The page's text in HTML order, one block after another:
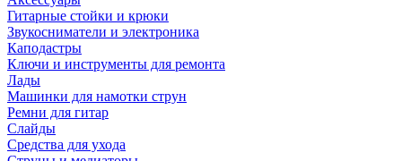
Гитарные стойки и крюки
Звукосниматели и электроника
Каподастры
Ключи и инструменты для ремонта
Лады
Машинки для намотки струн
Ремни для гитар
Слайды
Средства для ухода